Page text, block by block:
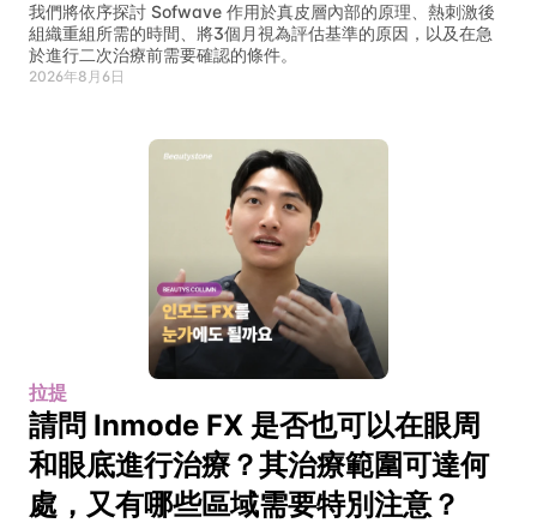
我們將依序探討 Sofwave 作用於真皮層內部的原理、熱刺激後
組織重組所需的時間、將3個月視為評估基準的原因，以及在急
於進行二次治療前需要確認的條件。
2026年8月6日
拉提
請問 Inmode FX 是否也可以在眼周
和眼底進行治療？其治療範圍可達何
處，又有哪些區域需要特別注意？